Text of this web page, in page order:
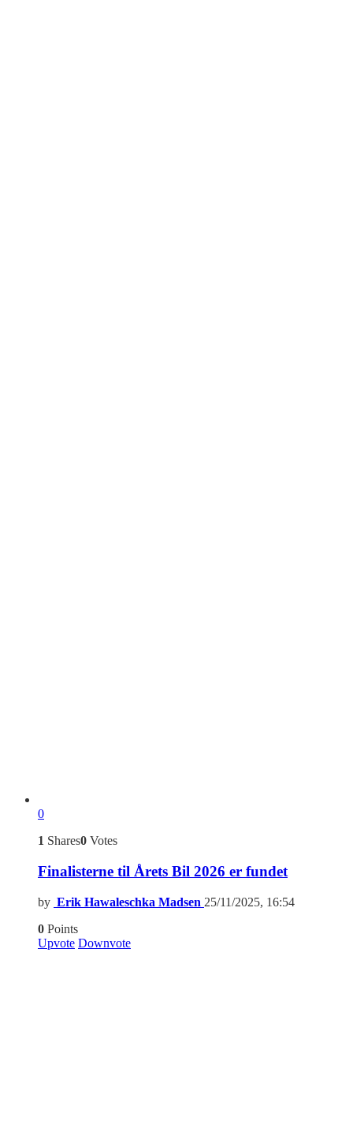
0
1 Shares0 Votes
Finalisterne til Årets Bil 2026 er fundet
by Erik Hawaleschka Madsen 25/11/2025, 16:54
0 Points
Upvote Downvote